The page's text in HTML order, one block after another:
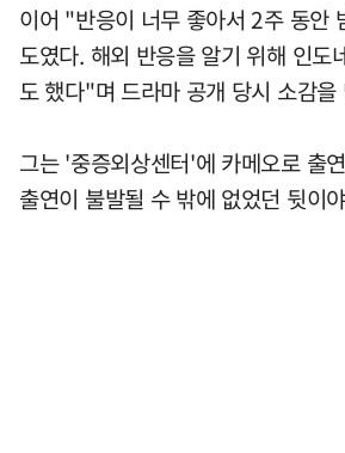
이어 "반응이 너무 좋아서 2주 동안
도였다. 해외 반응을 알기 위해 인도
도 했다"며 드라마 공개 당시 소감을
그는 '중증외상센터'에 카메오로 출
출연이 불발될 수 밖에 없었던 뒷이